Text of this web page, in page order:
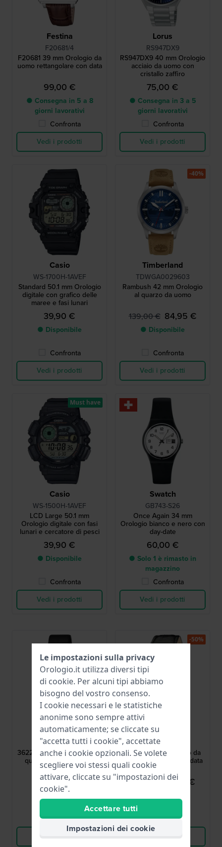
Festina
F20681/4
F20681 39 mm Orologio da
uomo rettangolare con data
99,00 €
● Consegna in 5 a 8
giorni lavorativi
Confronta
Vedi i prodotti
Lorus
RS947DX9
RS947DX9 40 mm Orologio
acciaio da uomo con
cristallo zaffiro
75,00 €
● Consegna in 3 a 5
giorni lavorativi
Confronta
Vedi i prodotti
Casio
WS-1700H-1AVEF
Standard 50.1 mm Orologio
digitale con grafico delle
maree e fasi lunari
39,90 €
● Disponibile
Confronta
Vedi i prodotti
Timberland
TDWGA0029603
Rambush 42 mm Orologio
al quarzo da uomo
139,00 € 84,95 €
● Disponibile
Confronta
Vedi i prodotti
-40%
Casio
WS-1500H-1AVEF
LCD Large 50.1 mm
Orologio digitale con fasi
lunari e cercatore di pesci
39,90 €
● Disponibile
Confronta
Vedi i prodotti
Must have
Swatch
GB743-S26
Once Again 34 mm
Orologio bianco e nero con
day-date
60,00 €
● Solo 1 è rimasto in
magazzino
Confronta
Vedi i prodotti
Boccia
3622-03
3622-03 38 mm Orologio al
quarzo titanio con data
99,00 €
● Disponibile
Confronta
Vedi i prodotti
Olympic
OL66HDL011
Terni 40 mm Orologio da
uomo ottagonale con data
99,00 € 49,95 €
Confronta
Vedi i prodotti
-50%
Le impostazioni sulla privacy
Orologio.it utilizza diversi tipi
di cookie. Per alcuni tipi abbiamo
bisogno del vostro consenso.
I cookie necessari e le statistiche
anonime sono sempre attivi
automaticamente; se cliccate su
"accetta tutti i cookie", accettate
anche i cookie opzionali. Se volete
scegliere voi stessi quali cookie
attivare, cliccate su "impostazioni dei
cookie".
Accettare tutti
Impostazioni dei cookie